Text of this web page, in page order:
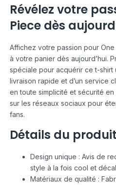
Révélez votre
Piece dès
Affichez votre passion pour
à votre panier dès aujourd’hui.
spéciale pour acquérir ce t-shirt
livraison rapide et d’un service
en toute simplicité et sécurité
sur les réseaux sociaux pour
fans.
Détails du produit
Design unique : Avis de
style à la fois cool et
Matériaux de qualité :